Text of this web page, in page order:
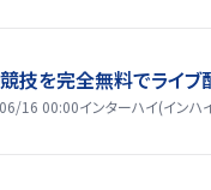
技を完全無料でライブ
16 00:00インターハイ(インハ